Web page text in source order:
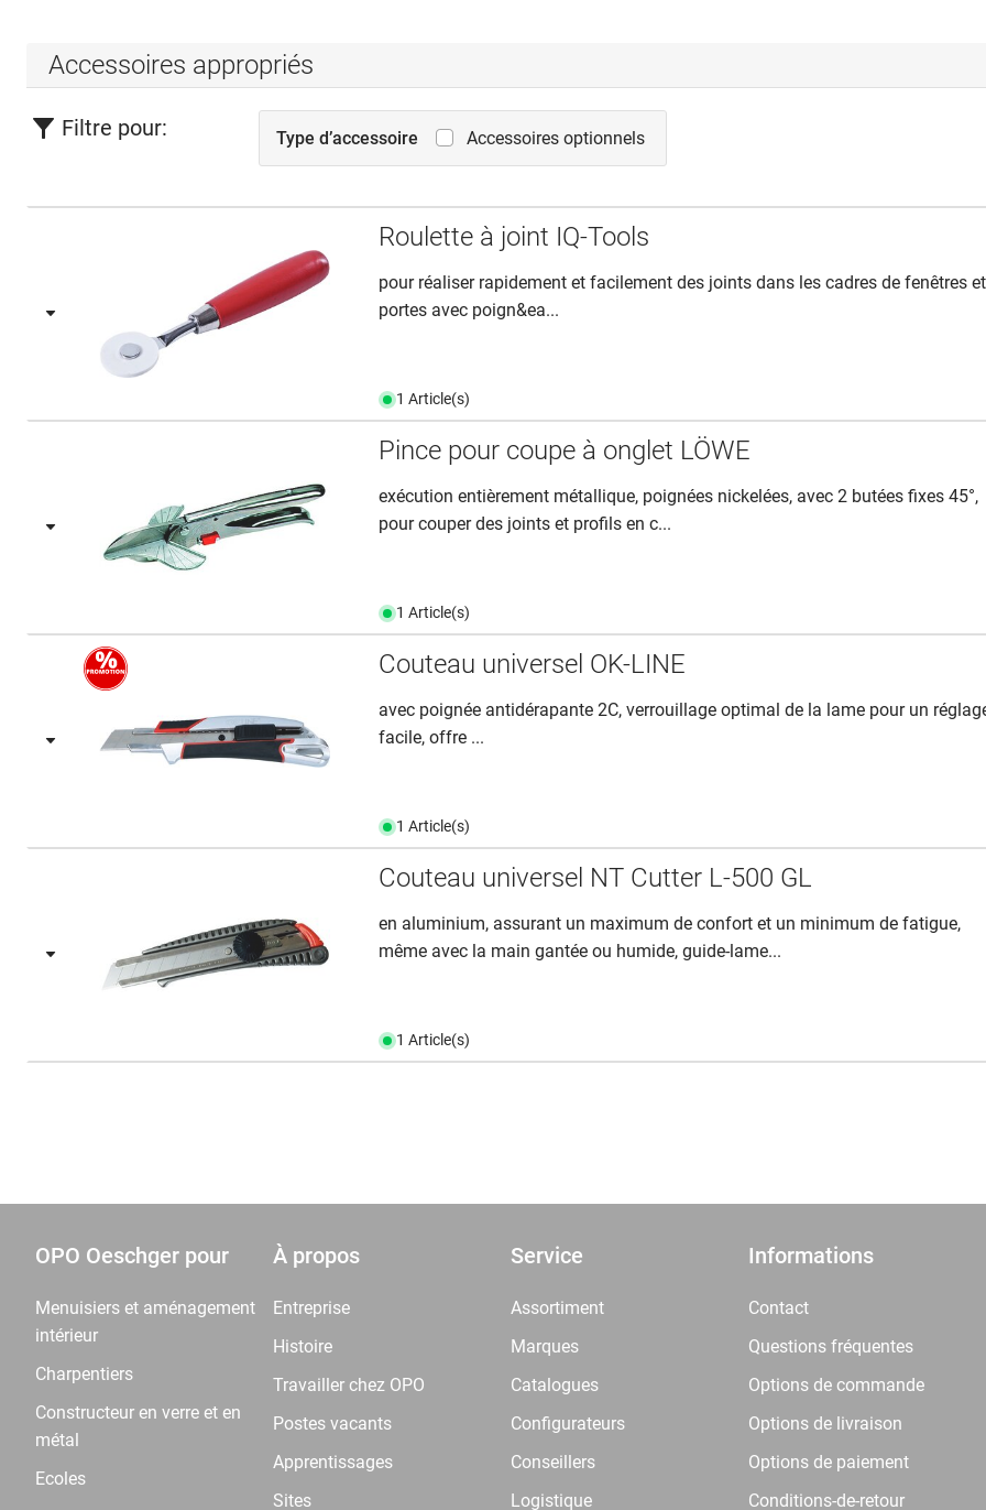
Accessoires appropriés
Filtre pour: Type d’accessoire Accessoires optionnels
Roulette à joint IQ-Tools
pour réaliser rapidement et facilement des joints dans les cadres de fenêtres
portes avec poign&ea...
1 Article(s)
Pince pour coupe à onglet LÖWE
exécution entièrement métallique, poignées nickelées, avec 2 butées fixes 45°,
pour couper des joints et profils en c...
1 Article(s)
Couteau universel OK-LINE
avec poignée antidérapante 2C, verrouillage optimal de la lame pour un
facile, offre ...
1 Article(s)
Couteau universel NT Cutter L-500 GL
en aluminium, assurant un maximum de confort et un minimum de fatigue,
même avec la main gantée ou humide, guide-lame...
1 Article(s)
OPO Oeschger pour
Menuisiers et aménagement
intérieur
Charpentiers
Constructeur en verre et en
métal
Ecoles
À propos
Entreprise
Histoire
Travailler chez OPO
Postes vacants
Apprentissages
Sites
Service
Assortiment
Marques
Catalogues
Configurateurs
Conseillers
Logistique
Informations
Contact
Questions fréquentes
Options de commande
Options de livraison
Options de paiement
Conditions-de-retour